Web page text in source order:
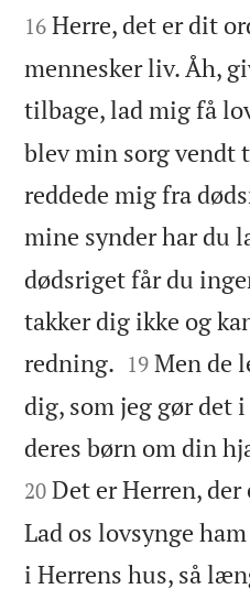
16 Herre, det er dit
mennesker liv. Åh,
tilbage, lad mig få
blev min sorg vendt
reddede mig fra
mine synder har du
dødsriget får du
takker dig ikke og
redning. 

19 Men de
dig, som jeg gør det
deres børn om din
20 Det er Herren,
Lad os lovsynge
i Herrens hus, så